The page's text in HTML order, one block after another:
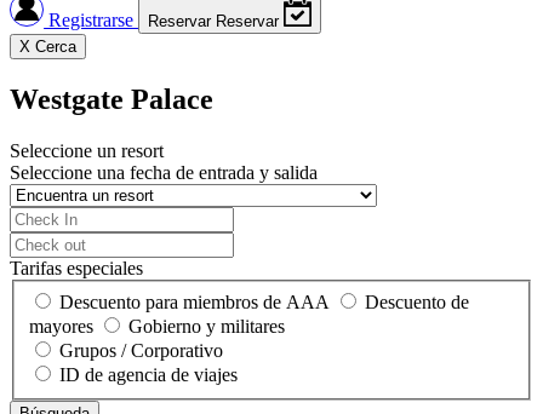
Registrarse Reservar Reservar
X Cerca
Westgate Palace
Seleccione un resort
Seleccione una fecha de entrada y salida
Tarifas especiales
Descuento para miembros de AAA
Descuento de
mayores
Gobierno y militares
Grupos / Corporativo
ID de agencia de viajes